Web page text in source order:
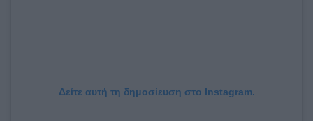
Δείτε αυτή τη δημοσίευση στο Instagram.